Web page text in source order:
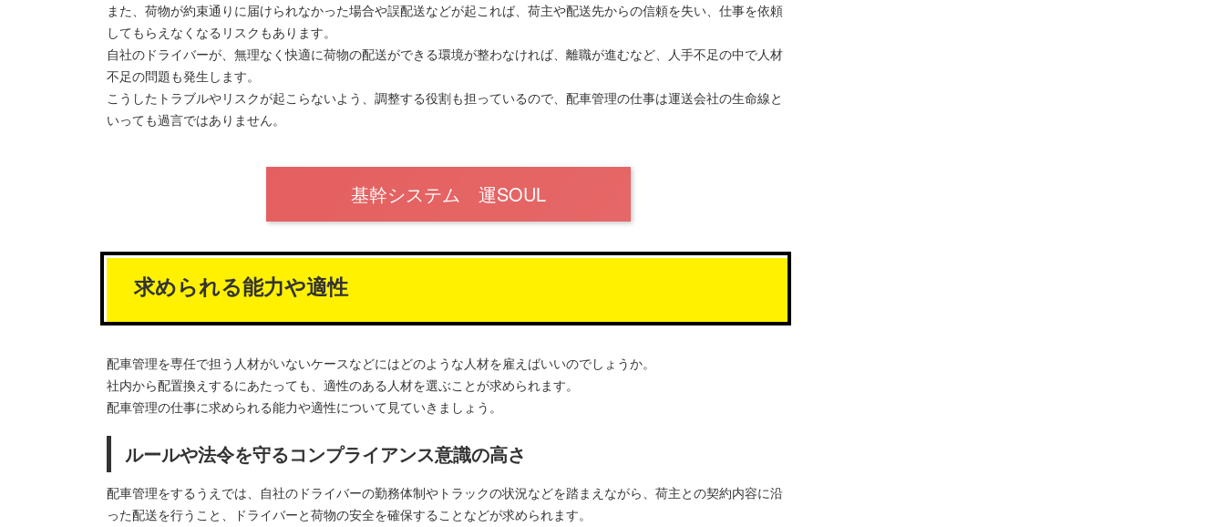
また、荷物が約束通りに届けられなかった場合や誤配送などが起これば、荷主や配送先からの信頼を失い、仕事を依頼
してもらえなくなるリスクもあります。
自社のドライバーが、無理なく快適に荷物の配送ができる環境が整わなければ、離職が進むなど、人手不足の中で人材
不足の問題も発生します。
こうしたトラブルやリスクが起こらないよう、調整する役割も担っているので、配車管理の仕事は運送会社の生命線と
いっても過言ではありません。
基幹システム 運SOUL
求められる能力や適性
配車管理を専任で担う人材がいないケースなどにはどのような人材を雇えばいいのでしょうか。
社内から配置換えするにあたっても、適性のある人材を選ぶことが求められます。
配車管理の仕事に求められる能力や適性について見ていきましょう。
ルールや法令を守るコンプライアンス意識の高さ
配車管理をするうえでは、自社のドライバーの勤務体制やトラックの状況などを踏まえながら、荷主との契約内容に沿
った配送を行うこと、ドライバーと荷物の安全を確保することなどが求められます。